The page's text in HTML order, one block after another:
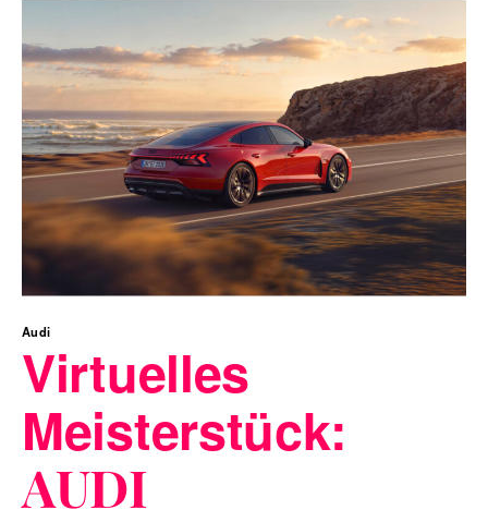
Audi
Virtuelles
Meisterstück:
AUDI